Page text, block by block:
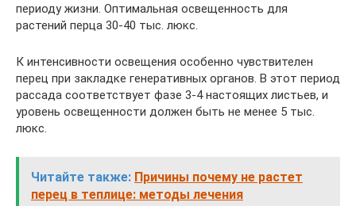
периоду жизни. Оптимальная освещенность для
растений перца 30-40 тыс. люкс.
К интенсивности освещения особенно чувствителен
перец при закладке генеративных органов. В этот период
рассада соответствует фазе 3-4 настоящих листьев, и
уровень освещенности должен быть не менее 5 тыс.
люкс.
Читайте также: Причины почему не растет
перец в теплице: методы лечения